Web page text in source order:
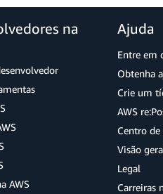
na
AWS
Ajuda
Entre em
Obtenha
Crie um
AWS
Centro
Visão
Legal
Carreiras